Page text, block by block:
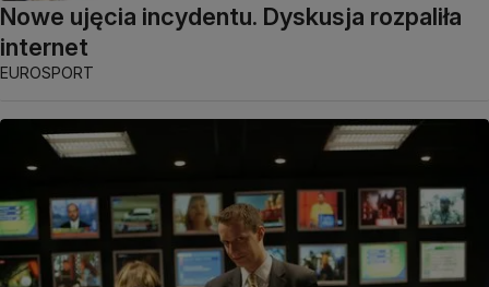
Nowe ujęcia incydentu. Dyskusja rozpaliła
internet
EUROSPORT